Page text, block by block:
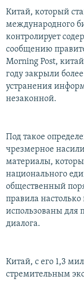
Китай, который
международного
контролирует
сообщению
Morning Post,
году закрыли
устранения
незаконной.
Под такое
чрезмерное
материалы,
национального
общественный
правила
использованы для
диалога.
Китай, с его 1,3
стремительным